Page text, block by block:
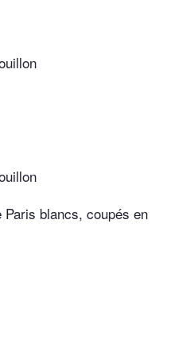
Paris blancs, coupés en